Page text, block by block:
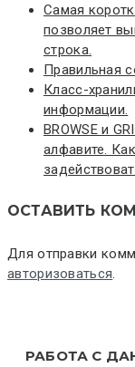
Самая
позволяет
строка.
Правильная
Класс-
информации.
BROWSE и
алфавите.
ОСТАВИТЬ
Для отправки
авторизоваться.
РАБОТА С